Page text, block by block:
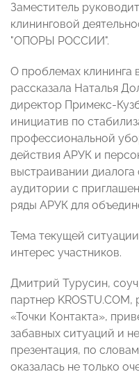
Заместитель
клининговой
"ОПОРЫ РОССИИ".
О проблемах клининга
рассказала Наталья
директор Примекс-
инициатив по
профессиональной
действия АРУК и
выстраивании
аудитории с
ряды АРУК для
Тема текущей
интерес участников.
Дмитрий Турусин,
партнер
«Точки Контакта»,
забавных ситуаций и
презентация, по
оказалась не только